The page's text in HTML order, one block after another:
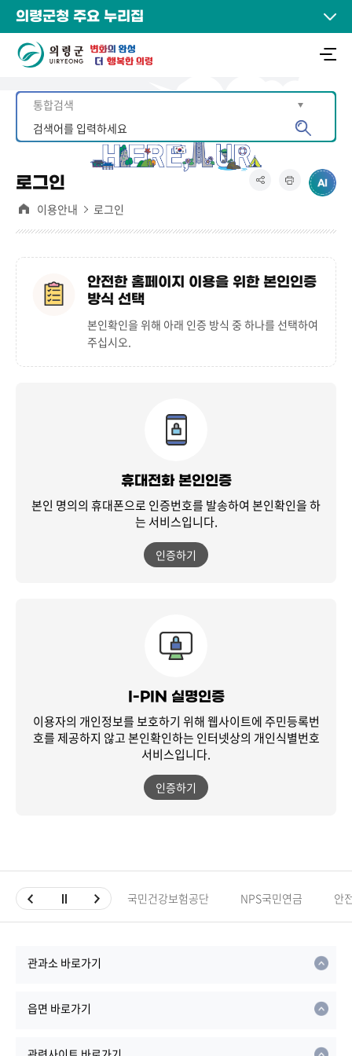
의령군청 주요 누리집
로그인
이용안내 로그인
안전한 홈페이지 이용을 위한 본인인증
방식 선택
본인확인을 위해 아래 인증 방식 중 하나를 선택하여
주십시오.
휴대전화 본인인증
본인 명의의 휴대폰으로 인증번호를 발송하여 본인확인을 하
는 서비스입니다.
인증하기
I-PIN 실명인증
이용자의 개인정보를 보호하기 위해 웹사이트에 주민등록번
호를 제공하지 않고본인확인하는 인터넷상의 개인식별번호
서비스입니다.
인증하기
국민건강보험공단 NPS국민연금 안
관과소 바로가기
읍면 바로가기